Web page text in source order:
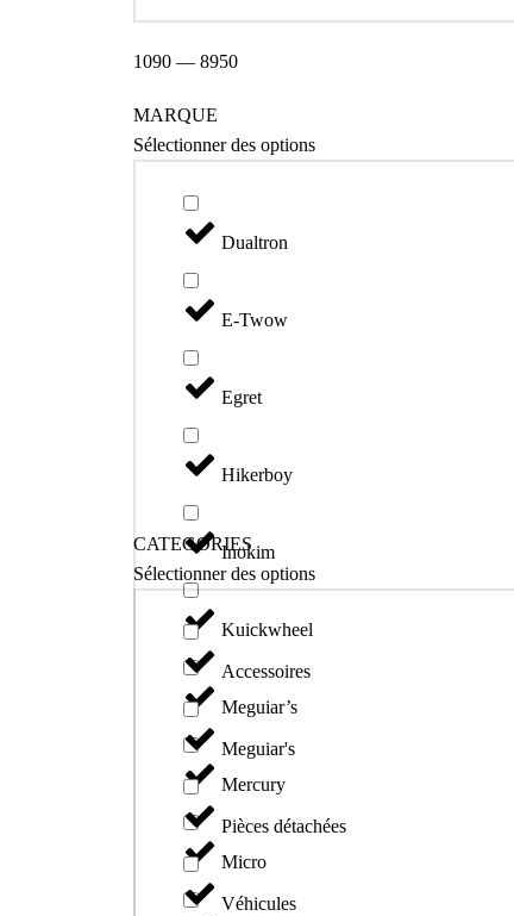
1090 — 8950
MARQUE
Sélectionner des options
Dualtron
E-Twow
Egret
Hikerboy
Inokim
Kuickwheel
Meguiar’s
Mercury
Micro
CATEGORIES
Sélectionner des options
Accessoires
Meguiar's
Pièces détachées
Véhicules